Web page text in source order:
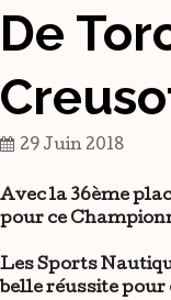
De
29 Juin 2018
Avec la 36ème
pour ce
Les Sports
belle réussite pour